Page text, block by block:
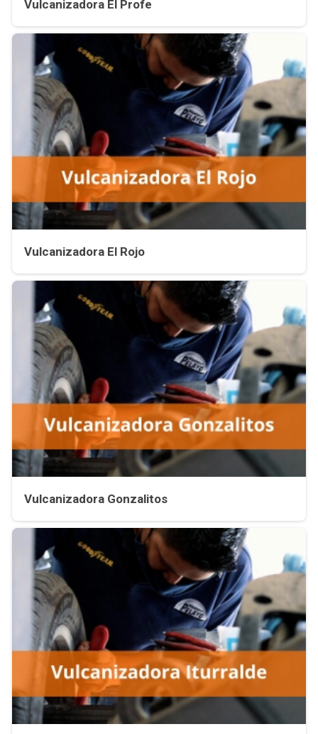
Vulcanizadora El Profe
Vulcanizadora El Rojo
Vulcanizadora Gonzalitos